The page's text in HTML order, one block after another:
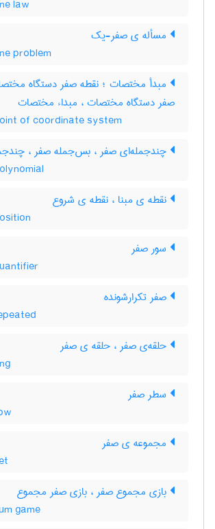
law
مسأله ی صفر-یک
problem
مبدأ مختصات ؛ نقطه صفر دستگاه
صفر دستگاه مختصات ، مبداء مختصات
of coordinate system
چندجمله‌ای صفر ، بس‌جمله صفر ،
نقطه ی مبنا ، نقطه ی شروع
سور صفر
صفر تکرارشونده
حلقه‌ی صفر ، حلقه ی صفر
سطر صفر
مجموعه ی صفر
بازی مجموع صفر ، بازی صفر مجموع
game